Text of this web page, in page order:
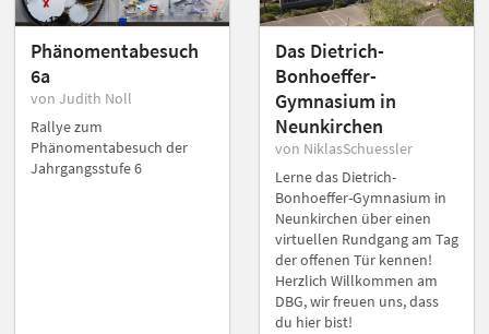
Phänomentabesuch
6a
von Judith Noll
Rallye zum
Phänomentabesuch der
Jahrgangsstufe 6
Das Dietrich-
Bonhoeffer-
Gymnasium in
Neunkirchen
von NiklasSchuessler
Lerne das Dietrich-
Bonhoeffer-Gymnasium in
Neunkirchen über einen
virtuellen Rundgang am Tag
der offenen Tür kennen!
Herzlich Willkommen am
DBG, wir freuen uns, dass
du hier bist!